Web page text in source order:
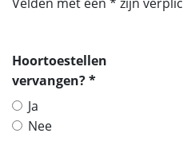
Hoortoestellen
vervangen? *
Ja
Nee